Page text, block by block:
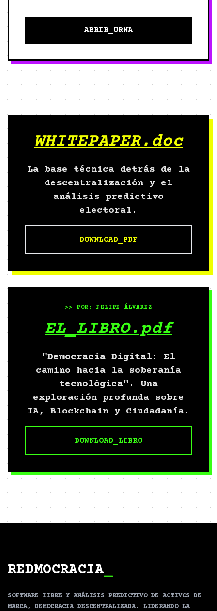
ABRIR_URNA
WHITEPAPER.doc
La base técnica detrás de la
descentralización y el
análisis predictivo
electoral.
DOWNLOAD_PDF
>> POR: FELIPE ÁLVAREZ
EL_LIBRO.pdf
"Democracia Digital: El
camino hacia la soberanía
tecnológica". Una
exploración profunda sobre
IA, Blockchain y Ciudadanía.
DOWNLOAD_LIBRO
REDMOCRACIA
SOFTWARE LIBRE Y ANÁLISIS PREDICTIVO DE ACTIVOS DE
MARCA, DEMOCRACIA DESCENTRALIZADA. LIDERANDO LA